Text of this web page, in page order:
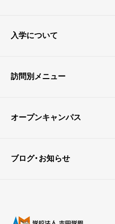
入学について
訪問別メニュー
オープンキャンパス
ブログ・お知らせ